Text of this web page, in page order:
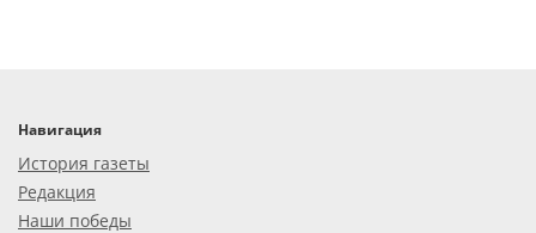
Навигация
История газеты
Редакция
Наши победы